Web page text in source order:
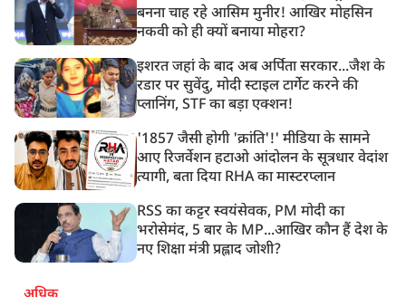
बनना चाह रहे आसिम मुनीर! आखिर मोहसिन
नकवी को ही क्यों बनाया मोहरा?
इशरत जहां के बाद अब अर्पिता सरकार...जैश के
रडार पर सुवेंदु, मोदी स्टाइल टार्गेट करने की
प्लानिंग, STF का बड़ा एक्शन!
'1857 जैसी होगी 'क्रांति'!' मीडिया के सामने
आए रिजर्वेशन हटाओ आंदोलन के सूत्रधार वेदांश
त्यागी, बता दिया RHA का मास्टरप्लान
RSS का कट्टर स्वयंसेवक, PM मोदी का
भरोसेमंद, 5 बार के MP...आखिर कौन हैं देश के
नए शिक्षा मंत्री प्रह्लाद जोशी?